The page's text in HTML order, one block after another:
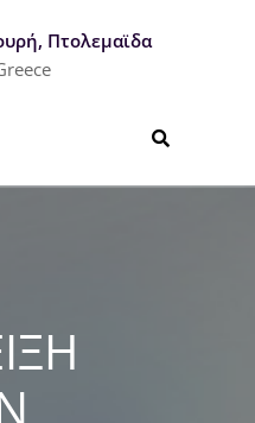
Πτολεμαϊδα